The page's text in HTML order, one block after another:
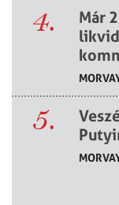
4.
Már
5.